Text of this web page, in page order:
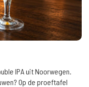
IPA uit Noorwegen.
Op de proeftafel